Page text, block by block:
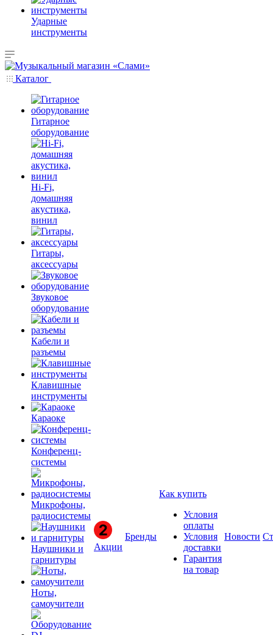
Ударные
инструменты
Каталог
Гитарное
оборудование
Hi-Fi,
домашняя
акустика,
винил
Гитары,
аксессуары
Звуковое
оборудование
Кабели и
разъемы
Клавишные
инструменты
Караоке
Конференц-
системы
Микрофоны,
радиосистемы
Наушники и
гарнитуры
Ноты,
самоучители
Акции
Бренды
Как купить
Условия
оплаты
Условия
доставки
Гарантия
на товар
Новости